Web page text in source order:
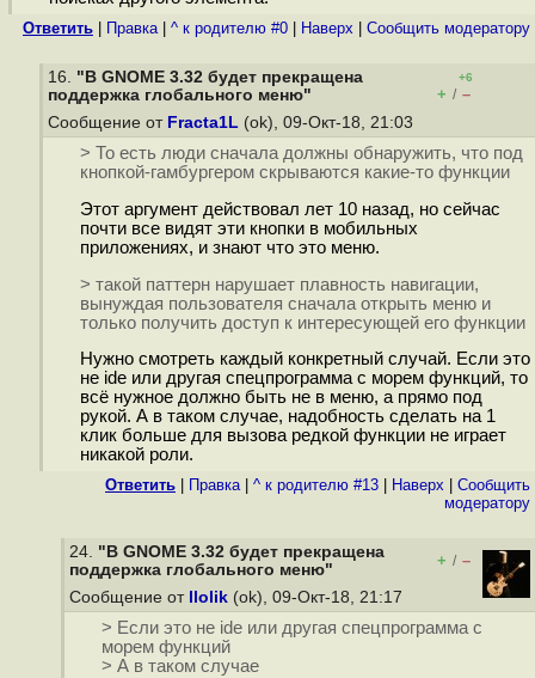
Ответить Правка| ^ к родителю #0 Наверх Cообщить модератору
16. "В GNOME 3.32 будет прекращена
поддержка глобального меню"
+6
+ / –
Сообщение от Fracta1L (ok), 09-Окт-18, 21:03
> То есть люди сначала должны обнаружить, что под
кнопкой-гамбургером скрываются какие-то функции
Этот аргумент действовал лет 10 назад, но сейчас
почти все видят эти кнопки в мобильных
приложениях, и знают что это меню.
> такой паттерн нарушает плавность навигации,
вынуждая пользователя сначала открыть меню и
только получить доступ к интересующей его функции
Нужно смотреть каждый конкретный случай. Если это
не ide или другая спецпрограмма с морем функций, то
всё нужное должно быть не в меню, а прямо под
рукой. А в таком случае, надобность сделать на 1
клик больше для вызова редкой функции не играет
никакой роли.
Ответить Правка| ^ к родителю #13 Наверх
Cообщить
модератору
24. "В GNOME 3.32 будет прекращена
поддержка глобального меню"
+ / –
Сообщение от llolik (ok), 09-Окт-18, 21:17
> Если это не ide или другая спецпрограмма с
морем функций
> А в таком случае